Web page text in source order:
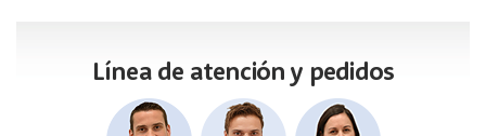
Línea de atención y pedidos